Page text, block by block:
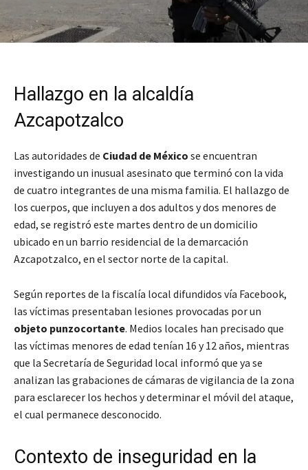
Hallazgo en la alcaldía
Azcapotzalco
Las autoridades de Ciudad de México se encuentran
investigando un inusual asesinato que terminó con la vida
de cuatro integrantes de una misma familia. El hallazgo de
los cuerpos, que incluyen a dos adultos y dos menores de
edad, se registró este martes dentro de un domicilio
ubicado en un barrio residencial de la demarcación
Azcapotzalco, en el sector norte de la capital.
Según reportes de la fiscalía local difundidos vía Facebook,
las víctimas presentaban lesiones provocadas por un
objeto punzocortante. Medios locales han precisado que
las víctimas menores de edad tenían 16 y 12 años, mientras
que la Secretaría de Seguridad local informó que ya se
analizan las grabaciones de cámaras de vigilancia de la zona
para esclarecer los hechos y determinar el móvil del ataque,
el cual permanece desconocido.
Contexto de inseguridad en la